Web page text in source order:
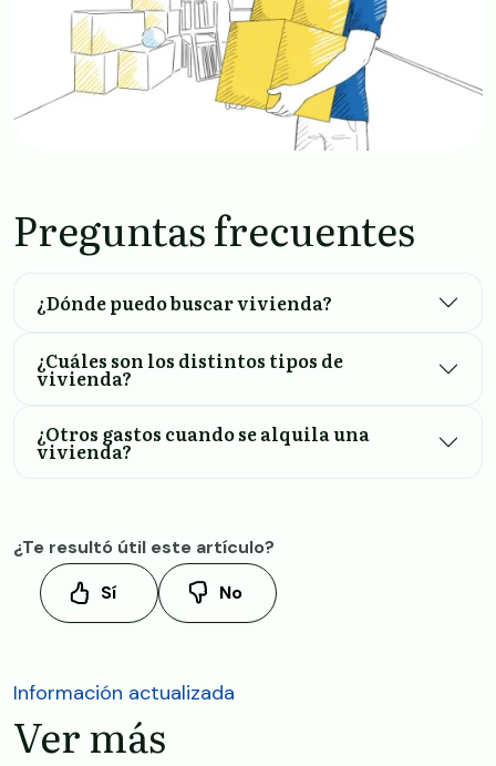
Preguntas frecuentes
¿Dónde puedo buscar vivienda?
¿Cuáles son los distintos tipos de
vivienda?
¿Otros gastos cuando se alquila una
vivienda?
¿Te resultó útil este artículo?
Sí
No
Información actualizada
Ver más